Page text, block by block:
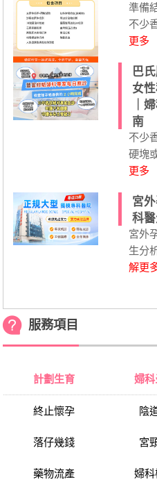
準備
不少
更多
巴
女
｜
南
不少
硬塊
更多
宮
科
宮外
生分
解更
服務項目
計劃生育
終止懷孕
落仔幾錢
藥物流產
婦
陰
宮
婦